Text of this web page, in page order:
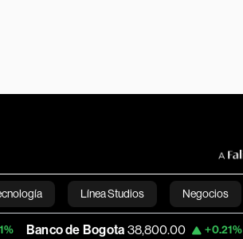
Línea Studios Negocios
English
38,800.00 +0.21% Apple 303.27